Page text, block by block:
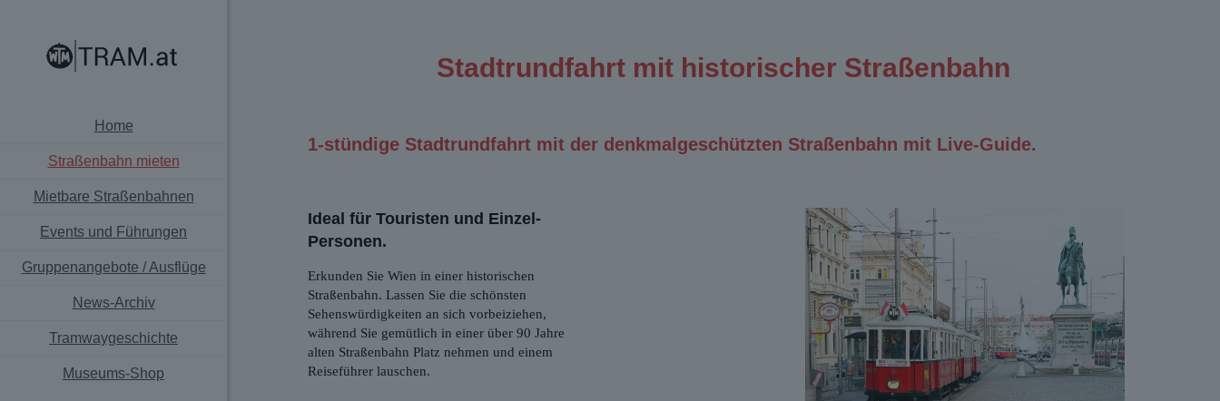
Home
Straßenbahn mieten
Mietbare Straßenbahnen
Events und Führungen
Gruppenangebote / Ausflüge
News-Archiv
Tramwaygeschichte
Museums-Shop
Stadtrundfahrt mit historischer Straßenbahn
1-stündige Stadtrundfahrt mit der denkmalgeschützten Straßenbahn mit Live-Guide.
Ideal für Touristen und Einzel-
Personen.
Erkunden Sie Wien in einer historischen
Straßenbahn. Lassen Sie die schönsten
Sehenswürdigkeiten an sich vorbeiziehen,
während Sie gemütlich in einer über 90 Jahre
alten Straßenbahn Platz nehmen und einem
Reiseführer lauschen.